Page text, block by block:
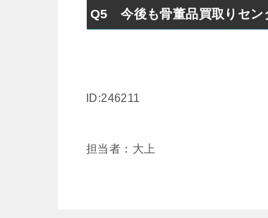
Q5 今後も骨董品買取りセン
ID:246211
担当者：大上